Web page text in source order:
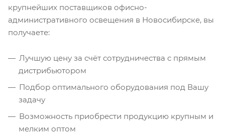
крупнейших поставщиков офисно-
административного освещения в Новосибирске, вы
получаете:
Лучшую цену за счёт сотрудничества с прямым
дистрибьютором
Подбор оптимального оборудования под Вашу
задачу
Возможность приобрести продукцию крупным и
мелким оптом